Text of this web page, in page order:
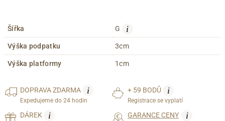
Šířka G i
Výška podpatku 3cm
Výška platformy 1cm
DOPRAVAZDARMA i
Expedujeme do 24 hodin
+ 59 BODŮ i
Registrace se vyplatí
DÁREK i GARANCE CENY i